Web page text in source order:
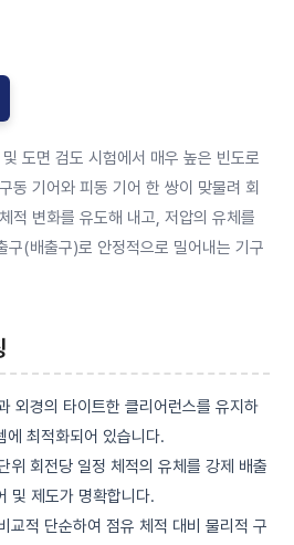
도면 검도 시험에서 매우 높은 빈도로
동 기어와 피동 기어 한 쌍이 맞물려 회
적 변화를 유도해 내고, 저압의 유체를
구(배출구)로 안정적으로 밀어내는 기구
외경의 타이트한 클리어런스를 유지하
에 최적화되어 있습니다.
위 회전당 일정 체적의 유체를 강제 배출
및 제도가 명확합니다.
교적 단순하여 점유 체적 대비 물리적 구